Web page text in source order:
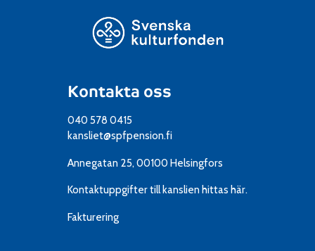
Kontakta oss
040 578 0415
kansliet@spfpension.fi
Annegatan 25, 00100 Helsingfors
Kontaktuppgifter till kanslien hittas här.
Fakturering